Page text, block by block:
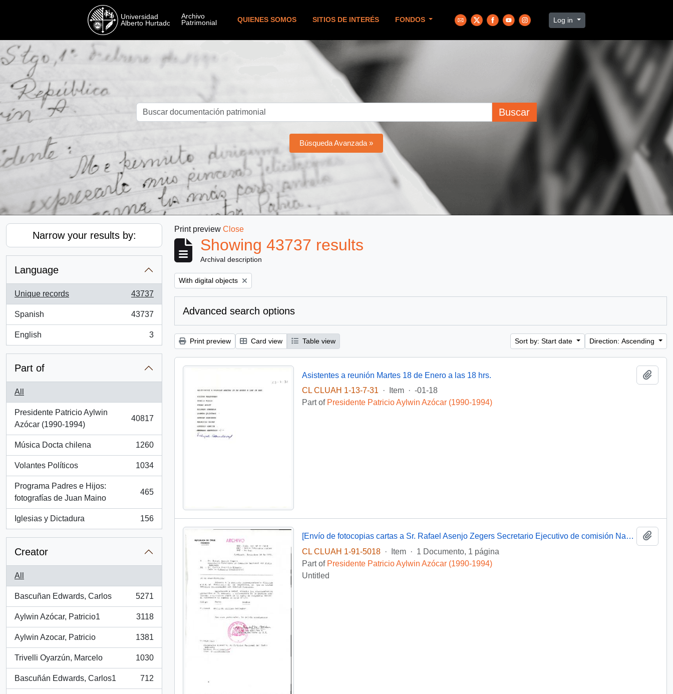
QUIENES SOMOS SITIOS DE INTERÉS FONDOS Log in
Buscar
Búsqueda Avanzada »
Narrow your results by:
Language
Unique records
, 43737 results
43737
Spanish
, 43737 results
43737
English
, 3 results
3
Part of
All
Presidente Patricio Aylwin
Azócar (1990-1994)
, 40817 results
40817
Música Docta chilena
, 1260 results
1260
Volantes Políticos
, 1034 results
1034
Programa Padres e Hijos:
fotografías de Juan Maino
, 465 results
465
Iglesias y Dictadura
, 156 results
156
Creator
All
Bascuñan Edwards, Carlos
, 5271 results
5271
Aylwin Azócar, Patricio1
, 3118 results
3118
Aylwin Azocar, Patricio
, 1381 results
1381
Trivelli Oyarzún, Marcelo
, 1030 results
1030
Bascuñán Edwards, Carlos1
, 712 results
712
Print preview Close
Showing 43737 results
Archival description
Remove filter:
With digital objects
Advanced search options
Print preview Card view Table view Sort by: Start date Direction: Ascending
Asistentes a reunión Martes 18 de Enero a las 18 hrs.
CL CLUAH 1-13-7-31
· Item · -01-18
Part of Presidente Patricio Aylwin Azócar (1990-1994)
[Envío de fotocopias cartas a Sr. Rafael Asenjo Zegers Secretario Ejecutivo de comisión Nacional del Medio Ambiente]
CL CLUAH 1-91-5018
· Item · 1 Documento, 1 página
Part of Presidente Patricio Aylwin Azócar (1990-1994)
Untitled